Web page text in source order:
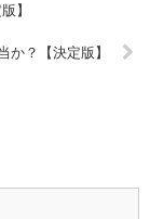
】
か？【決定版】